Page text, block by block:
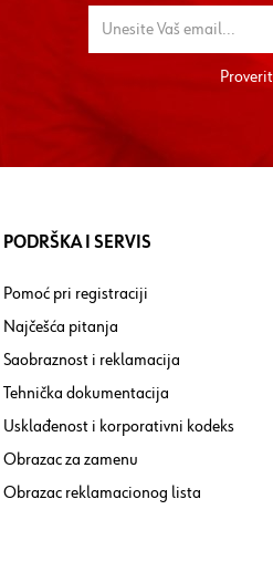
PODRŠKA I SERVIS
Pomoć pri registraciji
Najčešća pitanja
Saobraznost i reklamacija
Tehnička dokumentacija
Usklađenost i korporativni kodeks
Obrazac za zamenu
Obrazac reklamacionog lista